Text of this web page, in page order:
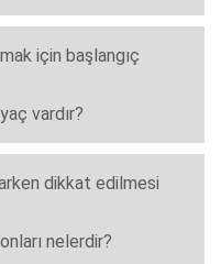
için başlangıç
vardır?
dikkat edilmesi
nelerdir?